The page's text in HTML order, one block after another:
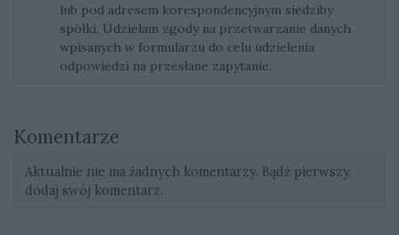
lub pod adresem korespondencyjnym siedziby
spółki. Udzielam zgody na przetwarzanie danych
wpisanych w formularzu do celu udzielenia
odpowiedzi na przesłane zapytanie.
Komentarze
Aktualnie nie ma żadnych komentarzy. Bądź pierwszy,
dodaj swój komentarz.